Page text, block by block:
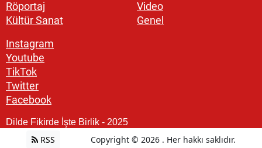
Röportaj
Kültür Sanat
Video
Genel
Instagram
Youtube
TikTok
Twitter
Facebook
Dilde Fikirde İşte Birlik - 2025
RSS Copyright © 2026 . Her hakkı saklıdır.